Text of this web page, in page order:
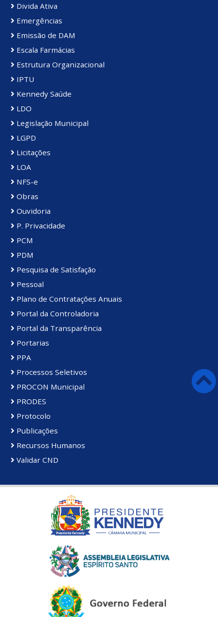
Divida Ativa
Emergências
Emissão de DAM
Escala Farmácias
Estrutura Organizacional
IPTU
Kennedy Saúde
LDO
Legislação Municipal
LGPD
Licitações
LOA
NFS-e
Obras
Ouvidoria
P. Privacidade
PCM
PDM
Pesquisa de Satisfação
Pessoal
Plano de Contratações Anuais
Portal da Controladoria
Portal da Transparência
Portarias
PPA
Processos Seletivos
PROCON Municipal
PRODES
Protocolo
Publicações
Recursos Humanos
Validar CND